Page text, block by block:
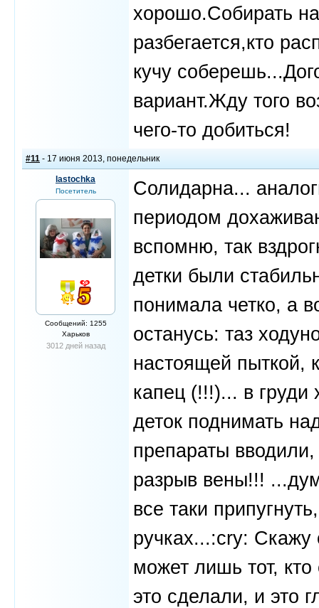
хорошо.Собирать
разбегается,кто
кучу
вариант.Жду того
чего-то добиться!
#11 - 17 июня 2013, понедельник
lastochka
Посетитель
Сообщений: 1255
Харьков
3012 дней назад
Солидарна...
периодом
вспомню, так
детки были
понимала четко, а
останусь: таз
настоящей пыткой,
капец (!!!)... в
деток поднимать
препараты
разрыв вены!!!
все таки
ручках...:cry: Скажу
может лишь тот,
это сделали, и это